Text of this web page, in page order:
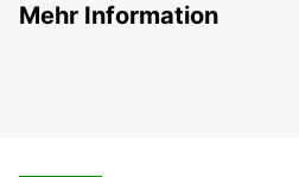
Mehr Information